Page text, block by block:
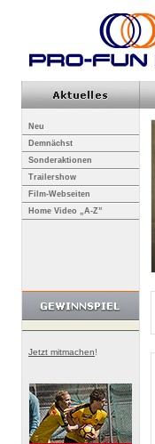
Neu
Demnächst
Sonderaktionen
Trailershow
Film-Webseiten
Home Video „A-Z”
Jetzt mitmachen!